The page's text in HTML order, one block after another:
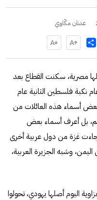
عدنان مكّاوي
Share
مصرية، سكنت القطاع بعد
عام 1948، حتى عام نكبة فلسطين الثانية عام
بعض أسماء هذه العائلات من
بل أعرف أسماء بعض
جاءت غزة من دول عربية أخرى
وشبه الجزيرة العربية،
اليوم أصلها يهودي، تحولوا